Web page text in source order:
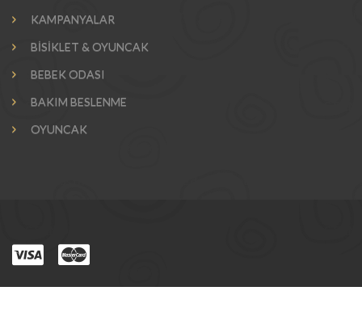
KAMPANYALAR
BİSİKLET & OYUNCAK
BEBEK ODASI
BAKIM BESLENME
OYUNCAK